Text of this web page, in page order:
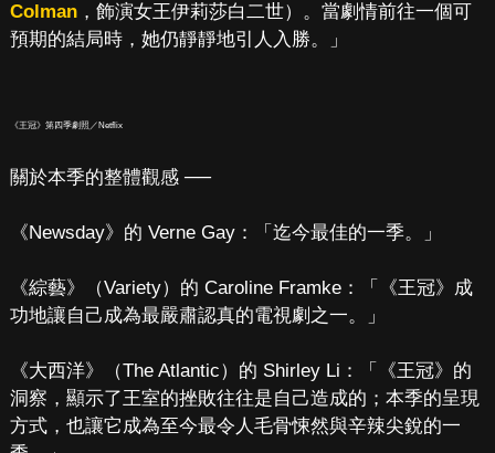
Colman，飾演女王伊莉莎白二世）。當劇情前往一個可
預期的結局時，她仍靜靜地引人入勝。」
《王冠》第四季劇照／Netflix
關於本季的整體觀感 ──
《Newsday》的 Verne Gay：「迄今最佳的一季。」
《綜藝》（Variety）的 Caroline Framke：「《王冠》成
功地讓自己成為最嚴肅認真的電視劇之一。」
《大西洋》（The Atlantic）的 Shirley Li：「《王冠》的
洞察，顯示了王室的挫敗往往是自己造成的；本季的呈現
方式，也讓它成為至今最令人毛骨悚然與辛辣尖銳的一